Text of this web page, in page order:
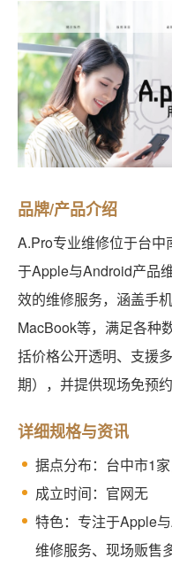
品牌/产品介绍
A.Pro专业维修位于台
于Apple与Android产品
效的维修服务，涵盖手
MacBook等，满足各种
括价格公开透明、支援
期），并提供现场免预
详细规格与资讯
据点分布：台中市1
成立时间：官网无
特色：专注于Apple
维修服务、现场贩售